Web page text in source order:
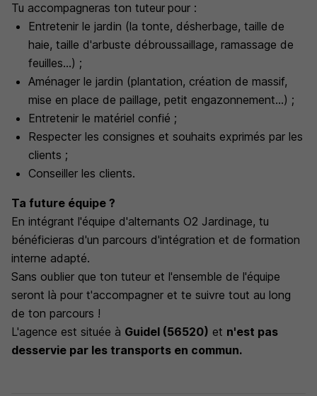
Tu accompagneras ton tuteur pour :
Entretenir le jardin (la tonte, désherbage, taille de
haie, taille d'arbuste débroussaillage, ramassage de
feuilles...) ;
Aménager le jardin (plantation, création de massif,
mise en place de paillage, petit engazonnement...) ;
Entretenir le matériel confié ;
Respecter les consignes et souhaits exprimés par les
clients ;
Conseiller les clients.
Ta future équipe ?
En intégrant l'équipe d'alternants O2 Jardinage, tu
bénéficieras d'un parcours d'intégration et de formation
interne adapté.
Sans oublier que ton tuteur et l'ensemble de l'équipe
seront là pour t'accompagner et te suivre tout au long
de ton parcours !
L'agence est située à Guidel (56520) et n'est pas
desservie par les transports en commun.